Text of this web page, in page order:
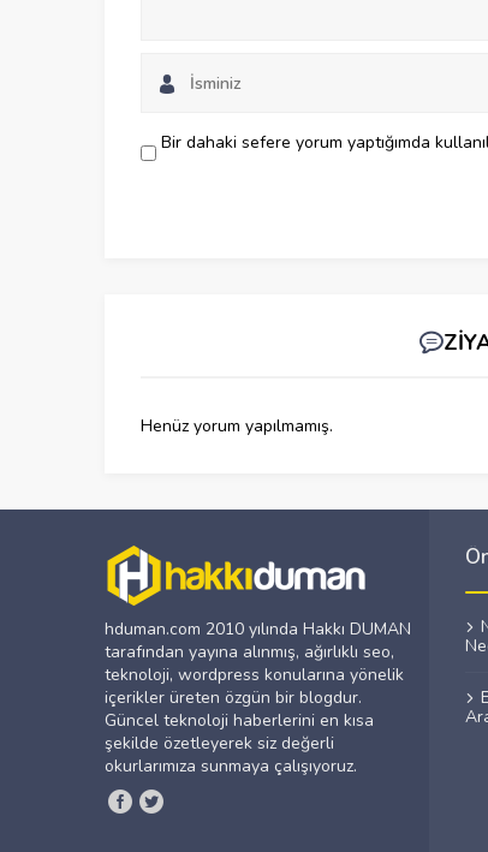
Bir dahaki sefere yorum yaptığımda
Henüz yorum yapılmamış.
hduman.com 2010 yılında Hakkı DUMAN
tarafından yayına alınmış, ağırlıklı seo,
teknoloji, wordpress konularına yönelik
içerikler üreten özgün bir blogdur.
Güncel teknoloji haberlerini en kısa
şekilde özetleyerek siz değerli
okurlarımıza sunmaya çalışıyoruz.